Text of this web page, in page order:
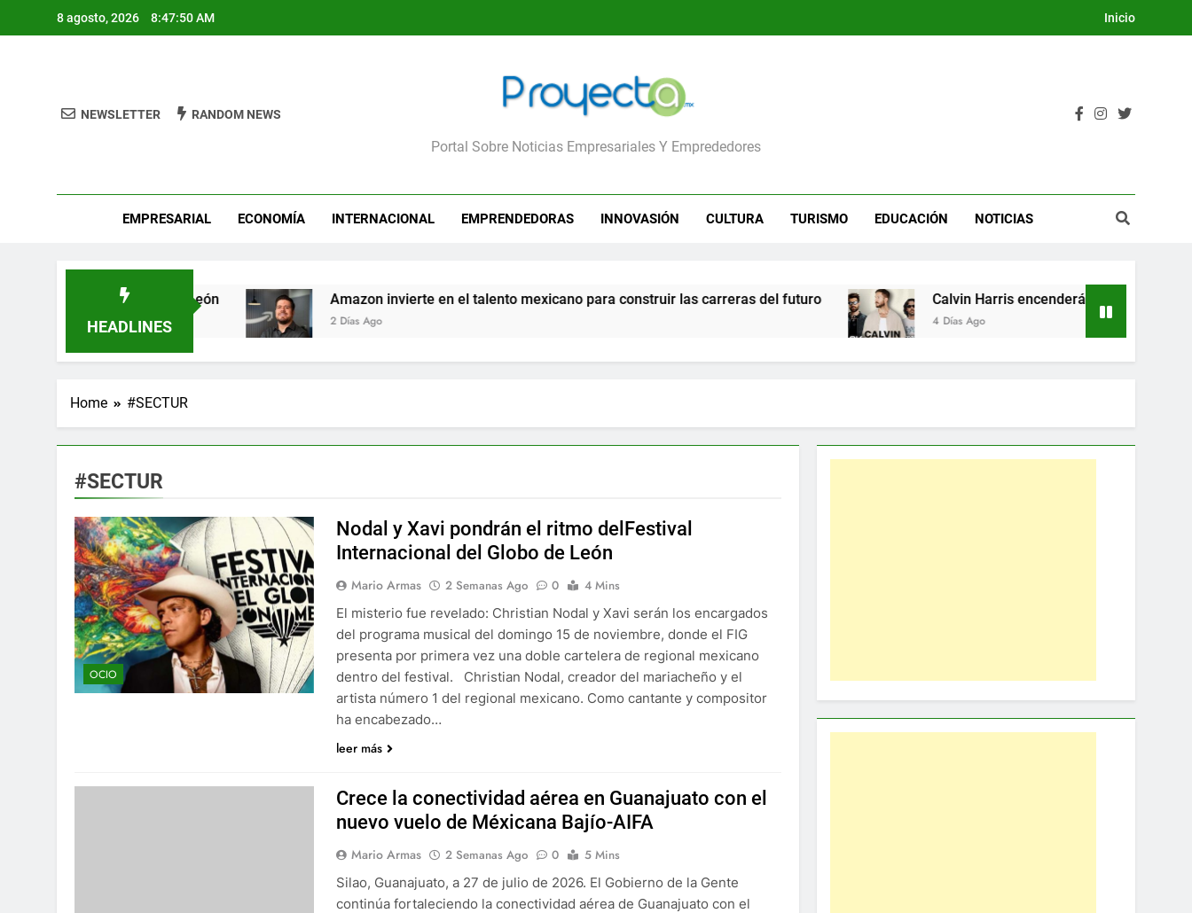
8 agosto, 2026 8:47:50 AM Inicio
ProyectaPortal Sobre Noticias Empresariales Y Emprededores
NEWSLETTER RANDOM NEWS
EMPRESARIAL ECONOMÍA INTERNACIONAL EMPRENDEDORAS INNOVASIÓN CULTURA TURISMO EDUCACIÓN NOTICIAS
HEADLINES
busca héroes de León Amazon invierte en el talento mexicano para construir las carreras del futuro
2 Días Ago
Calvin Harris encenderá la Dream Night del
4 Días Ago
Home #SECTUR
#SECTUR
OCIO
Nodal y Xavi pondrán el ritmo delFestival
Internacional del Globo de León
Mario Armas 2 Semanas Ago 0
4 Mins
El misterio fue revelado: Christian Nodal y Xavi serán los encargados
del programa musical del domingo 15 de noviembre, donde el FIG
presenta por primera vez una doble cartelera de regional mexicano
dentro del festival. Christian Nodal, creador del mariacheño y el
artista número 1 del regional mexicano. Como cantante y compositor
ha encabezado…
leer más
Crece la conectividad aérea en Guanajuato con el
nuevo vuelo de Méxicana Bajío-AIFA
Mario Armas 2 Semanas Ago 0
5 Mins
Silao, Guanajuato, a 27 de julio de 2026. El Gobierno de la Gente
continúa fortaleciendo la conectividad aérea de Guanajuato con el